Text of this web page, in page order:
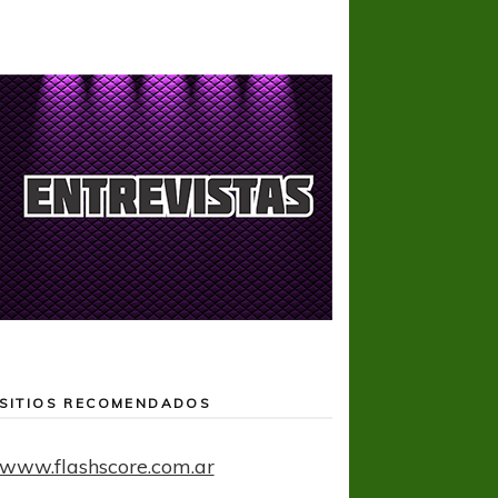
SITIOS RECOMENDADOS
www.flashscore.com.ar